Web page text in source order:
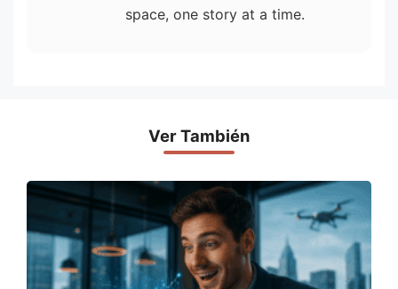
space, one story at a time.
Ver También